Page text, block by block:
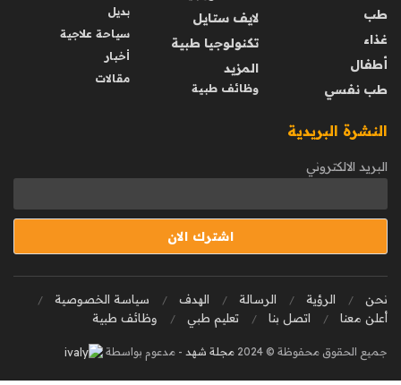
طب
غذاء
أطفال
طب نفسي
لايف ستايل
تكنولوجيا طبية
المزيد
وظائف طبية
بديل
سياحة علاجية
أخبار
مقالات
النشرة البريدية
البريد الالكتروني
نحن الرؤية الرسالة الهدف
سياسة الخصوصية
أعلن معنا
اتصل بنا تعليم طبي وظائف طبية
جميع الحقوق محفوظة © 2024 مجلة شهد - مدعوم بواسطة